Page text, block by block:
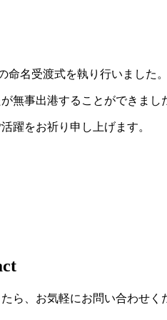
命名受渡式を執り行いました。
無事出港することができまし
躍をお祈り申し上げます。
ら、お気軽にお問い合わせく